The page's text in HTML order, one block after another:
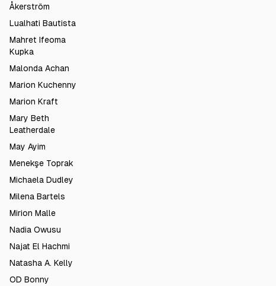
Åkerström
Lualhati Bautista
Mahret Ifeoma
Kupka
Malonda Achan
Marion Kuchenny
Marion Kraft
Mary Beth
Leatherdale
May Ayim
Menekşe Toprak
Michaela Dudley
Milena Bartels
Mirion Malle
Nadia Owusu
Najat El Hachmi
Natasha A. Kelly
OD Bonny